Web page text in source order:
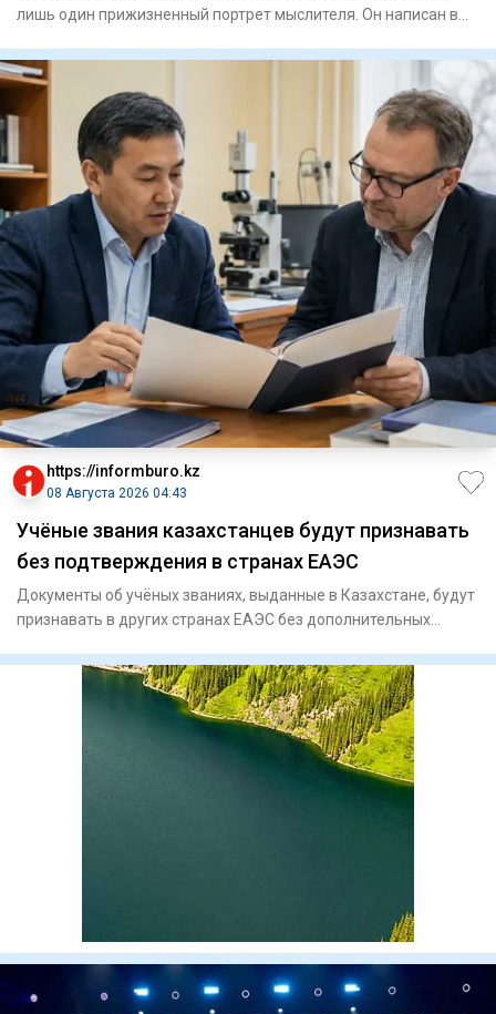
лишь один прижизненный портрет мыслителя. Он написан в
https://informburo.kz
08 Августа 2026 04:43
Учёные звания казахстанцев будут признавать
без подтверждения в странах ЕАЭС
Документы об учёных званиях, выданные в Казахстане, будут
признавать в других странах ЕАЭС без дополнительных